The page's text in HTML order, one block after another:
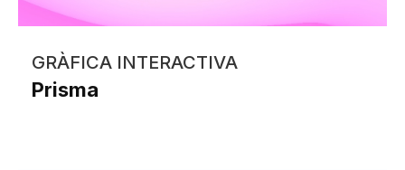
GRÀFICA INTERACTIVA
Prisma